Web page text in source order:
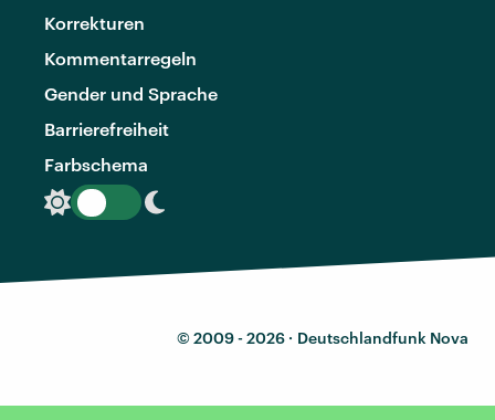
Korrekturen
Kommentarregeln
Gender und Sprache
Barrierefreiheit
Farbschema
© 2009 - 2026 · Deutschlandfunk Nova